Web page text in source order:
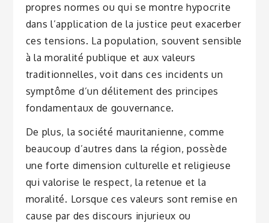
propres normes ou qui se montre hypocrite
dans l’application de la justice peut exacerber
ces tensions. La population, souvent sensible
à la moralité publique et aux valeurs
traditionnelles, voit dans ces incidents un
symptôme d’un délitement des principes
fondamentaux de gouvernance.
De plus, la société mauritanienne, comme
beaucoup d’autres dans la région, possède
une forte dimension culturelle et religieuse
qui valorise le respect, la retenue et la
moralité. Lorsque ces valeurs sont remise en
cause par des discours injurieux ou